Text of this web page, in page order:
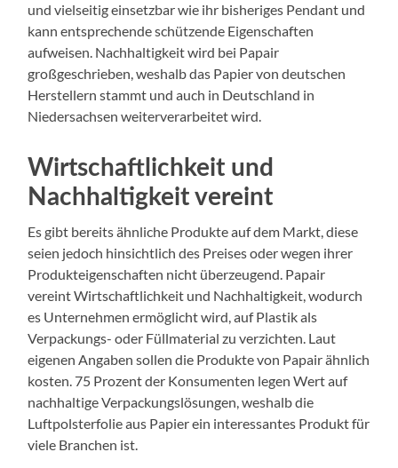
und vielseitig einsetzbar wie ihr bisheriges Pendant und
kann entsprechende schützende Eigenschaften
aufweisen. Nachhaltigkeit wird bei Papair
großgeschrieben, weshalb das Papier von deutschen
Herstellern stammt und auch in Deutschland in
Niedersachsen weiterverarbeitet wird.
Wirtschaftlichkeit und
Nachhaltigkeit vereint
Es gibt bereits ähnliche Produkte auf dem Markt, diese
seien jedoch hinsichtlich des Preises oder wegen ihrer
Produkteigenschaften nicht überzeugend. Papair
vereint Wirtschaftlichkeit und Nachhaltigkeit, wodurch
es Unternehmen ermöglicht wird, auf Plastik als
Verpackungs- oder Füllmaterial zu verzichten. Laut
eigenen Angaben sollen die Produkte von Papair ähnlich
kosten. 75 Prozent der Konsumenten legen Wert auf
nachhaltige Verpackungslösungen, weshalb die
Luftpolsterfolie aus Papier ein interessantes Produkt für
viele Branchen ist.